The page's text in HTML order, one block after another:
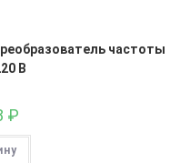
частоты
В
₽